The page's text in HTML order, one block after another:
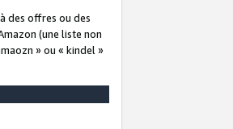
des offres ou des
(une liste non
» ou « kindel »